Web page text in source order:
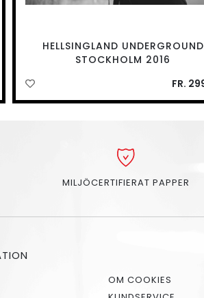
HELLSINGLAND UNDERGROUND
STOCKHOLM 2016
FR.
MILJÖCERTIFIERAT PAPPER
OM COOKIES